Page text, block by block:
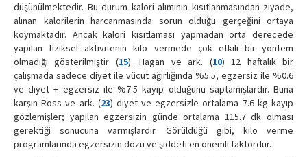
düşünülmektedir. Bu durum kalori alımının kısıtlanmasından ziyade,
alınan kalorilerin harcanmasında sorun olduğu gerçeğini ortaya
koymaktadır. Ancak kalori kısıtlaması yapmadan orta derecede
yapılan fiziksel aktivitenin kilo vermede çok etkili bir yöntem
olmadığı gösterilmiştir (15). Hagan ve ark. (10) 12 haftalık bir
çalışmada sadece diyet ile vücut ağırlığında %5.5, egzersiz ile %0.6
ve diyet + egzersiz ile %7.5 kayıp olduğunu saptamışlardır. Buna
karşın Ross ve ark. (23) diyet ve egzersizle ortalama 7.6 kg kayıp
gözlemişler; yapılan egzersizin günde ortalama 115.7 dk olması
gerektiği sonucuna varmışlardır. Görüldüğü gibi, kilo verme
programlarında egzersizin dozu ve şiddeti en önemli faktördür.